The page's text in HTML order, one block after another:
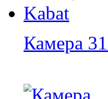
Камера